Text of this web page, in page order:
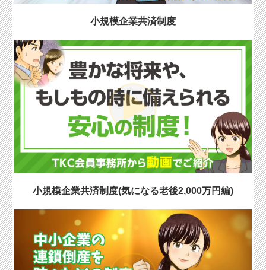
社会福祉法人会計Q&A
経営革新等支援機関とは
経営改善オンデマンド講座
円滑な事業承継を支援
お問合せ
小規模企業共済制度
小規模企業共済制度(気になる老後2,000万円編)